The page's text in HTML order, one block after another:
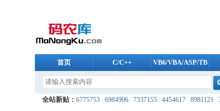
首页 C/C++ VB6/VBA/ASP/TB
全站新贴： 6775753 6984906 7337155 4454617 8981121